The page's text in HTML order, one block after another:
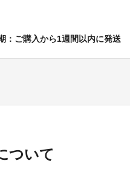
：ご購入から1週間以内に発送
ついて